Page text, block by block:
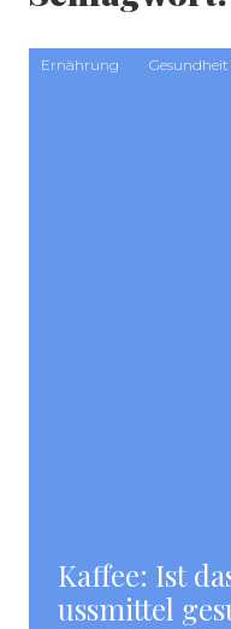
Ernährung Gesundheit
Kaffee: Ist
ussmittel